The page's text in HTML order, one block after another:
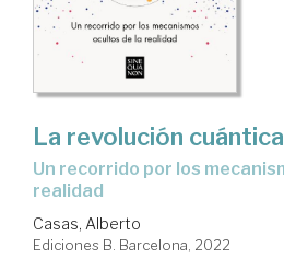
La revolución cuántica
un recorrido por los mecanismos ocultos de la
realidad
Casas, Alberto
Ediciones B. Barcelona, 2022